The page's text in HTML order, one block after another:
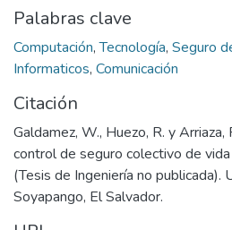
Palabras clave
Computación,Tecnología, Seguro
Informaticos, Comunicación
Citación
Galdamez, W., Huezo, R. y
control de seguro colectivo de
(Tesis de Ingeniería no publicada).
Soyapango, El Salvador.